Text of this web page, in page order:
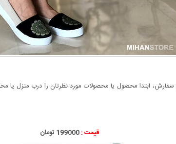
ابتدا محصول یا محصولات مورد نظرتان را درب منزل یا
قیمت :199000 تومان